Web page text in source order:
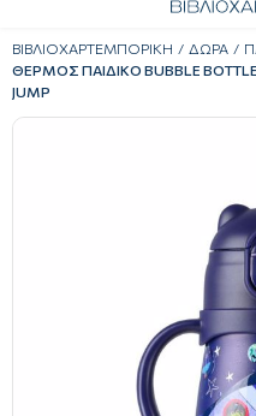
ΒΙΒΛΙΟΧΑΡΤΕΜΠΟΡΙΚΗ ΔΩΡΑ
ΘΕΡΜΟΣ ΠΑΙΔΙΚΟ BUBBLE BOTTLE
JUMP